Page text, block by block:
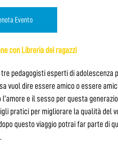
Evento
con Libreria dei ragazzi
pedagogisti esperti di
vuol dire essere amico o essere
e il sesso per questa
pratici per migliorare la qualità del
questo viaggio potrai far parte di